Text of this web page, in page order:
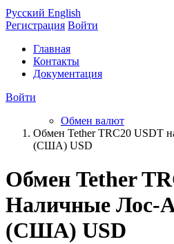
Русский English
Регистрация Войти
Главная
Контакты
Документация
Войти
Обмен валют
Обмен Tether TRC20 USDT
(США) USD
Обмен Tether
Наличные Лос-
(США) USD